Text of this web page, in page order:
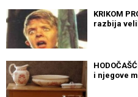
KRIKOM
razbija
i njegove